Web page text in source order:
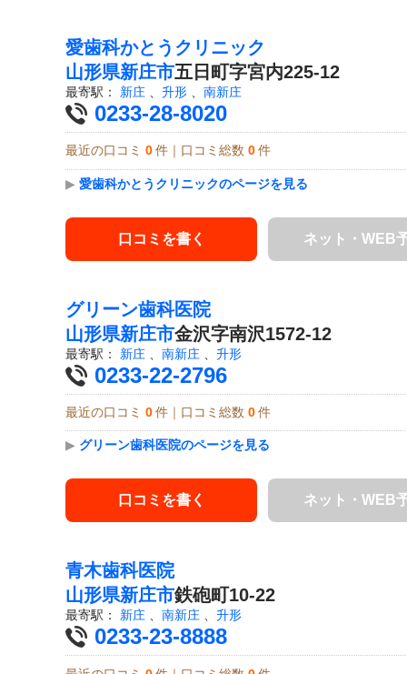
愛歯科かとうクリニック
山形県新庄市五日町字宮内225-12
最寄駅： 新庄 升形 南新庄
0233-28-8020
最近の口コミ 0 件｜口コミ総数 0 件
▶ 愛歯科かとうクリニックのページを見る
口コミを書く ネット・WEB
グリーン歯科医院
山形県新庄市金沢字南沢1572-12
最寄駅： 新庄 南新庄 升形
0233-22-2796
最近の口コミ 0 件｜口コミ総数 0 件
▶ グリーン歯科医院のページを見る
口コミを書く ネット・WEB
青木歯科医院
山形県新庄市鉄砲町10-22
最寄駅： 新庄 、 南新庄 、 升形
0233-23-8888